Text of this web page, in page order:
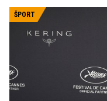
Snježana je po
razlike med
predstavljala.
ŠPORT